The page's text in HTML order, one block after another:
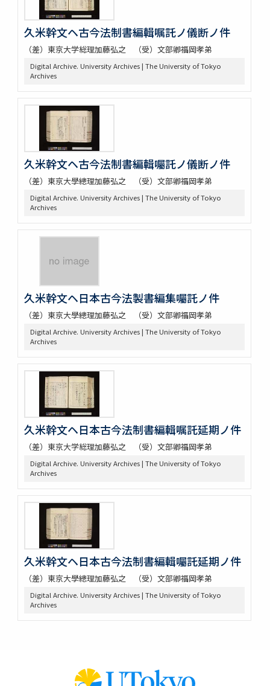
久米幹文ヘ古今法制書編輯嘱託ノ儀断ノ件
（差）東京大学総理加藤弘之 （受）文部卿福岡孝弟
Digital Archive. University Archives | The University of Tokyo
Archives
久米幹文ヘ古今法制書編輯囑託ノ儀断ノ件
（差）東京大學總理加藤弘之 （受）文部卿福岡孝弟
Digital Archive. University Archives | The University of Tokyo
Archives
久米幹文ヘ日本古今法製書編集囑託ノ件
（差）東京大學總理加藤弘之 （受）文部卿福岡孝弟
Digital Archive. University Archives | The University of Tokyo
Archives
久米幹文ヘ日本古今法制書編輯嘱託延期ノ件
（差）東京大学総理加藤弘之 （受）文部卿福岡孝弟
Digital Archive. University Archives | The University of Tokyo
Archives
久米幹文ヘ日本古今法制書編輯囑託延期ノ件
（差）東京大學總理加藤弘之 （受）文部卿福岡孝弟
Digital Archive. University Archives | The University of Tokyo
Archives